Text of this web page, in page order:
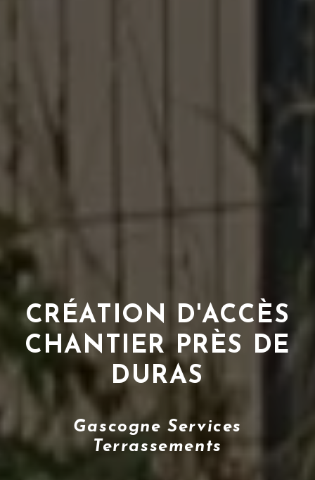
CRÉATION D'ACCÈS
CHANTIER PRÈS DE
DURAS
Gascogne Services
Terrassements